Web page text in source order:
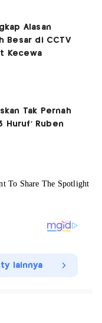
Alasan
Besar di CCTV
Kecewa
Tak Pernah
Huruf' Ruben
lainnya